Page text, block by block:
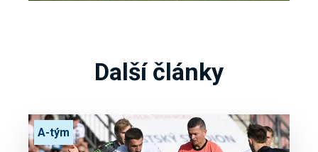
Další články
A-tým